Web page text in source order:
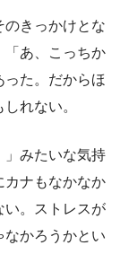
のきっかけとな
「あ、こっちか
った。だからほ
れない。
」みたいな気持
カナもなかなか
い。ストレスが
なかろうかとい